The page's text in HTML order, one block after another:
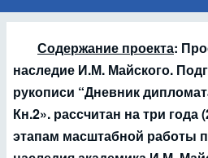
Содержание проекта:
наследие И.М. Майского.
рукописи “Дневник
Кн.2». рассчитан на три года
этапам масштабной работы